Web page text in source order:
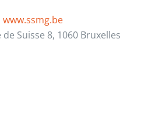
www.ssmg.be
de Suisse 8, 1060 Bruxelles